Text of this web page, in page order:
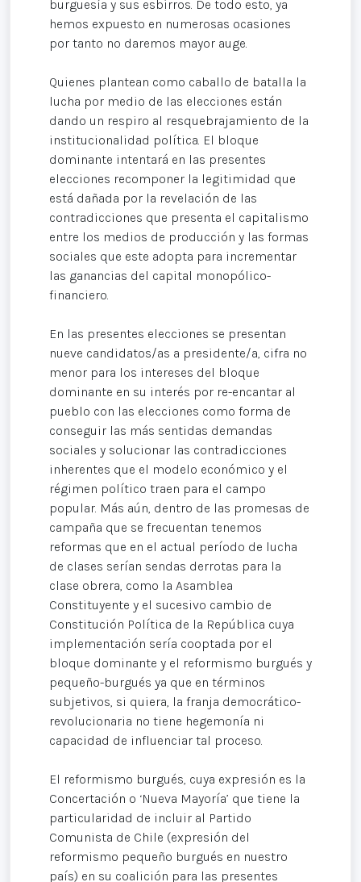
burguesía y sus esbirros. De todo esto, ya
hemos expuesto en numerosas ocasiones
por tanto no daremos mayor auge.
Quienes plantean como caballo de batalla la
lucha por medio de las elecciones están
dando un respiro al resquebrajamiento de la
institucionalidad política. El bloque
dominante intentará en las presentes
elecciones recomponer la legitimidad que
está dañada por la revelación de las
contradicciones que presenta el capitalismo
entre los medios de producción y las formas
sociales que este adopta para incrementar
las ganancias del capital monopólico-
financiero.
En las presentes elecciones se presentan
nueve candidatos/as a presidente/a, cifra no
menor para los intereses del bloque
dominante en su interés por re-encantar al
pueblo con las elecciones como forma de
conseguir las más sentidas demandas
sociales y solucionar las contradicciones
inherentes que el modelo económico y el
régimen político traen para el campo
popular. Más aún, dentro de las promesas de
campaña que se frecuentan tenemos
reformas que en el actual período de lucha
de clases serían sendas derrotas para la
clase obrera, como la Asamblea
Constituyente y el sucesivo cambio de
Constitución Política de la República cuya
implementación sería cooptada por el
bloque dominante y el reformismo burgués y
pequeño-burgués ya que en términos
subjetivos, si quiera, la franja democrático-
revolucionaria no tiene hegemonía ni
capacidad de influenciar tal proceso.
El reformismo burgués, cuya expresión es la
Concertación o ‘Nueva Mayoría’ que tiene la
particularidad de incluir al Partido
Comunista de Chile (expresión del
reformismo pequeño burgués en nuestro
país) en su coalición para las presentes